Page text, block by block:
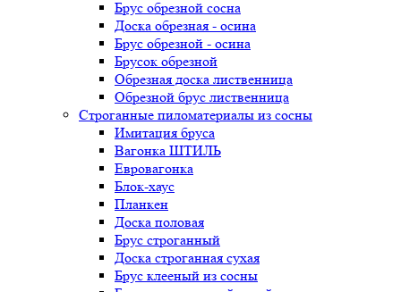
Брус обрезной сосна
Доска обрезная - осина
Брус обрезной - осина
Брусок обрезной
Обрезная доска лиственница
Обрезной брус лиственница
Строганные пиломатериалы из сосны
Имитация бруса
Вагонка ШТИЛЬ
Евровагонка
Блок-хаус
Планкен
Доска половая
Брус строганный
Доска строганная сухая
Брус клееный из сосны